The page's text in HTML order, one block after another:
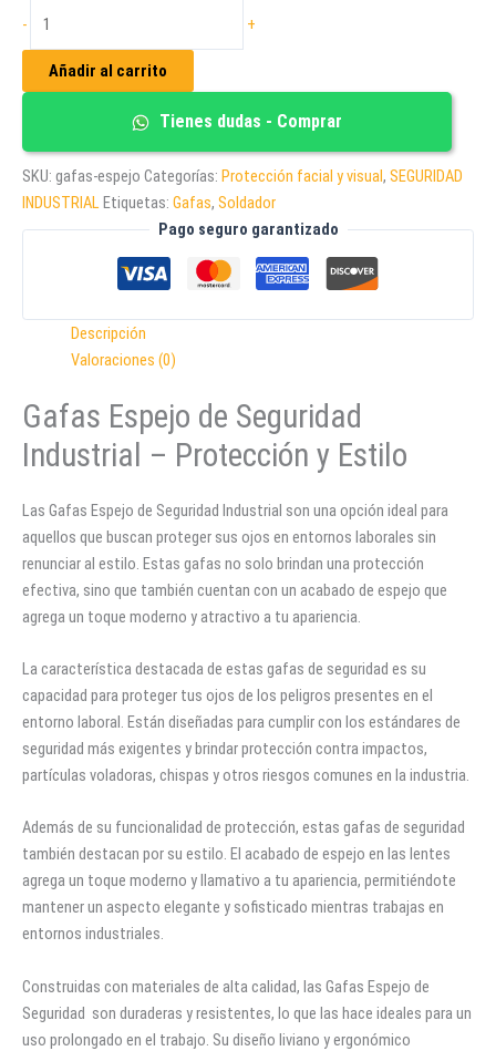
-
ESPEJO
SEGURIDAD
+
Añadir al carrito
Tienes dudas - Comprar
SKU: gafas-espejo Categorías: Protección facial y visual, SEGURIDAD
INDUSTRIAL Etiquetas: Gafas, Soldador
Pago seguro garantizado
Descripción
Valoraciones (0)
Gafas Espejo de Seguridad
Industrial – Protección y Estilo
Las Gafas Espejo de Seguridad Industrial son una opción ideal para
aquellos que buscan proteger sus ojos en entornos laborales sin
renunciar al estilo. Estas gafas no solo brindan una protección
efectiva, sino que también cuentan con un acabado de espejo que
agrega un toque moderno y atractivo a tu apariencia.
La característica destacada de estas gafas de seguridad es su
capacidad para proteger tus ojos de los peligros presentes en el
entorno laboral. Están diseñadas para cumplir con los estándares de
seguridad más exigentes y brindar protección contra impactos,
partículas voladoras, chispas y otros riesgos comunes en la industria.
Además de su funcionalidad de protección, estas gafas de seguridad
también destacan por su estilo. El acabado de espejo en las lentes
agrega un toque moderno y llamativo a tu apariencia, permitiéndote
mantener un aspecto elegante y sofisticado mientras trabajas en
entornos industriales.
Construidas con materiales de alta calidad, las Gafas Espejo de
Seguridad son duraderas y resistentes, lo que las hace ideales para un
uso prolongado en el trabajo. Su diseño liviano y ergonómico